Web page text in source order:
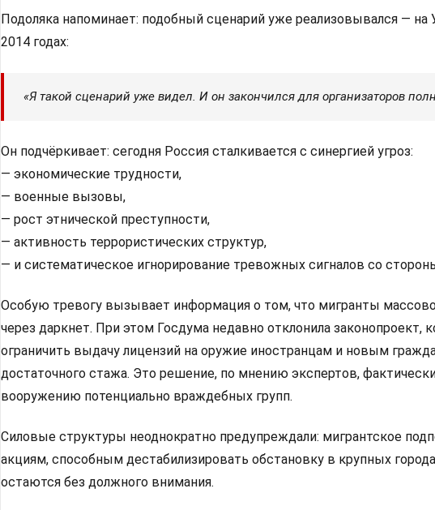
Подоляка напоминает: подобный сценарий уже реализовывался — на
2014 годах:
«Я такой сценарий уже видел. И он закончился для организаторов
Он подчёркивает: сегодня Россия сталкивается с синергией угроз:
— экономические трудности,
— военные вызовы,
— рост этнической преступности,
— активность террористических структур,
— и систематическое игнорирование тревожных сигналов со
Особую тревогу вызывает информация о том, что мигранты
через даркнет. При этом Госдума недавно отклонила законопроект,
ограничить выдачу лицензий на оружие иностранцам и новым
достаточного стажа. Это решение, по мнению экспертов,
вооружению потенциально враждебных групп.
Силовые структуры неоднократно предупреждали: мигрантское
акциям, способным дестабилизировать обстановку в крупных
остаются без должного внимания.